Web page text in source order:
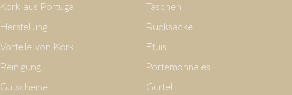
Kork aus Portugal
Herstellung
Vorteile von Kork
Reinigung
Gutscheine
Taschen
Rucksäcke
Etuis
Portemonnaies
Gürtel